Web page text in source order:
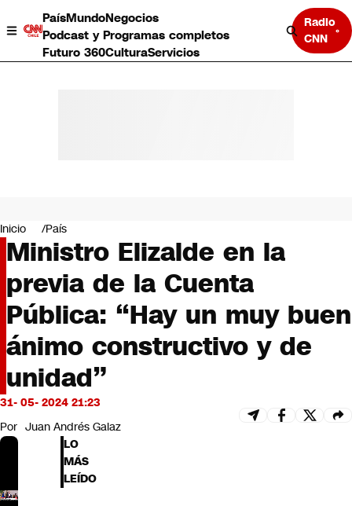
PaísMundoNegocios
Podcast y Programas completos
Futuro 360CulturaServicios
Radio
CNN
Negocios
Deportes
Programas completos
Cultura
Servicios
Bits
CNN Data
CNN tiempo
Futuro 360
Opinión
Inicio País
Ministro Elizalde en la
previa de la Cuenta
Pública: “Hay un muy buen
ánimo constructivo y de
unidad”
31- 05- 2024 21:23
Por Juan Andrés Galaz
LO
MÁS
LEÍDO